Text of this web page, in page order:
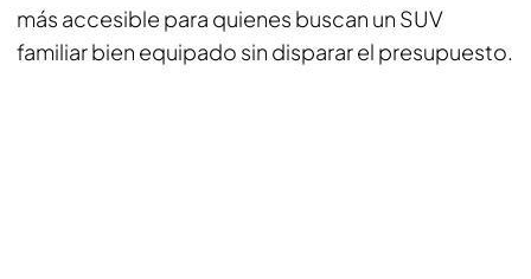
más accesible para quienes buscan un SUV
familiar bien equipado sin disparar el presupuesto.